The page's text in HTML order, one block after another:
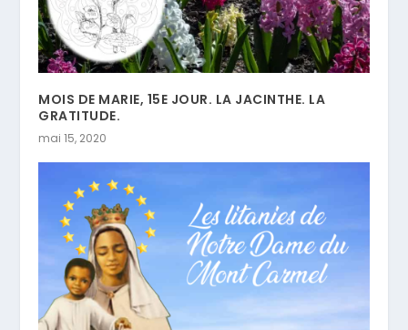
MOIS DE MARIE, 15E JOUR. LA JACINTHE. LA
GRATITUDE.
mai 15, 2020